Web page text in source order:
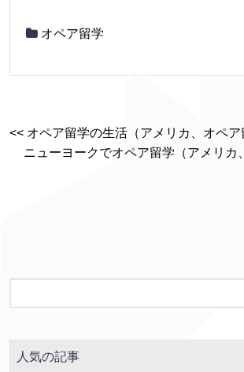
オペア留学
<< オペア留学の生活（アメリカ、オペア
ニューヨークでオペア留学（アメリカ
人気の記事